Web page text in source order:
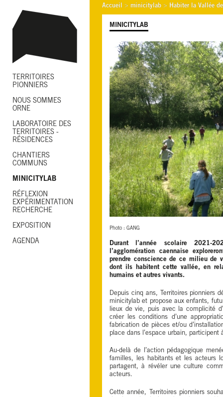
TERRITOIRES
PIONNIERS
NOUS SOMMES
ORNE
LABORATOIRE DES
TERRITOIRES -
RÉSIDENCES
CHANTIERS
COMMUNS
MINICITYLAB
RÉFLEXION
EXPÉRIMENTATION
RECHERCHE
EXPOSITION
AGENDA
Accueil > minicitylab > Habiter la Vallée
MINICITYLAB
Photo : GANG
Durant l’année scolaire
l’agglomération caennaise
prendre conscience de ce milieu de
dont ils habitent cette vallée, en
humains et autres vivants.
Depuis cinq ans, Territoires pionniers
minicitylab et propose aux enfants,
lieux de vie, puis avec la complicité
créer les conditions d’une
fabrication de pièces et/ou
place dans l’espace urbain,
Au-delà de l’action pédagogique
familles, les habitants et les acteurs
partagent, à révéler une culture
acteurs.
Cette année, Territoires pionniers